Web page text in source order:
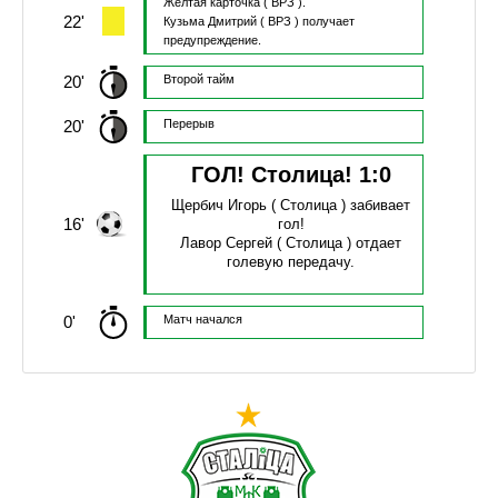
22'
Кузьма Дмитрий( ВРЗ ) получает
предупреждение.
20' Второй тайм
20' Перерыв
16'
ГОЛ! Столица! 1:0
Щербич Игорь ( Столица )забивает
гол!
Лавор Сергей ( Столица )отдает
голевую передачу.
0' Матч начался